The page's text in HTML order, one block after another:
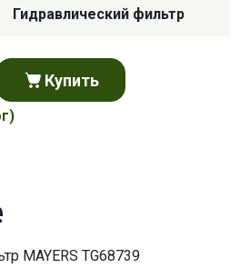
Гидравлический фильтр
Купить
MAYERS TG68739